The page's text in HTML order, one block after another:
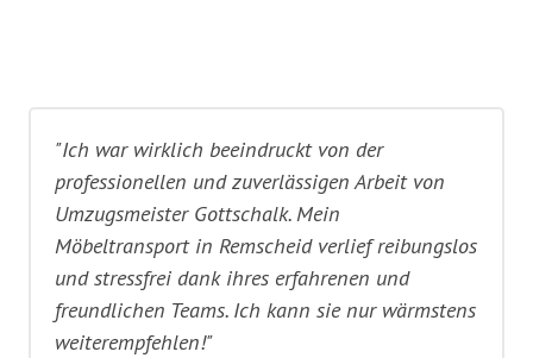
"Ich war wirklich beeindruckt von der
professionellen und zuverlässigen Arbeit von
Umzugsmeister Gottschalk. Mein
Möbeltransport in Remscheid verlief reibungslos
und stressfrei dank ihres erfahrenen und
freundlichen Teams. Ich kann sie nur wärmstens
weiterempfehlen!"